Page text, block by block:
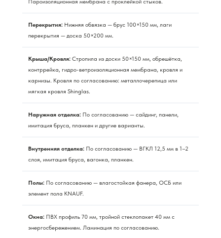
Пароизоляционная мембрана с проклейкой стыков.
Перекрытия: Нижняя обвязка — брус 100×150 мм, лаги
перекрытия — доска 50×200 мм.
Крыша/Кровля: Стропила из доски 50×150 мм, обрешётка,
контррейка, гидро-ветроизоляционная мембрана, кровля и
карнизы. Кровля по согласованию: металлочерепица или
мягкая кровля Shinglas.
Наружная отделка: По согласованию — сайдинг, панели,
имитация бруса, планкен и другие варианты.
Внутренняя отделка: По согласованию — ВГКЛ 12,5 мм в 1–2
слоя, имитация бруса, вагонка, планкен.
Полы: По согласованию — влагостойкая фанера, ОСБ или
элемент пола KNAUF.
Окна: ПВХ профиль 70 мм, тройной стеклопакет 40 мм с
энергосбережением. Ламинация по согласованию.